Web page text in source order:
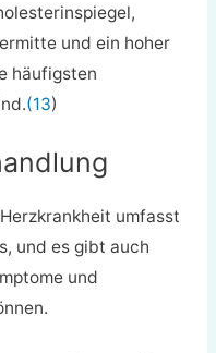
und ein hoher
häufigsten
(13)
umfasst
und es gibt auch
und